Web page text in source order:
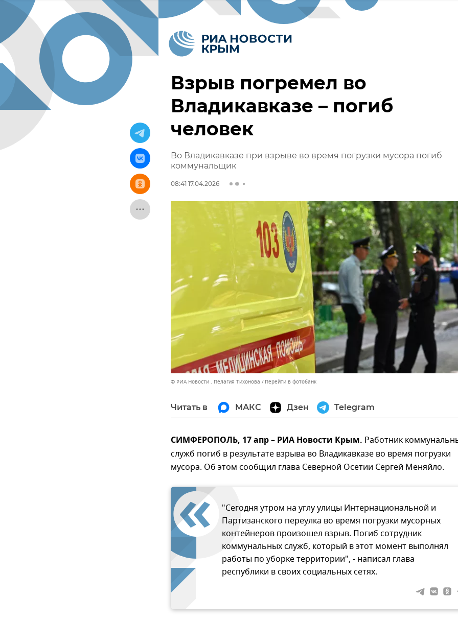
Взрыв погремел во
Владикавказе – погиб
человек
Во Владикавказе при взрыве во время погрузки мусора погиб
коммунальщик
08:41 17.04.2026
© РИА Новости . Пелагия Тихонова Перейти в фотобанк
Читать в МАКС Дзен Telegram
СИМФЕРОПОЛЬ, 17 апр – РИА Новости Крым. Работник
служб погиб в результате взрыва во Владикавказе во время погрузки
мусора. Об этом сообщил глава Северной Осетии Сергей Меняйло.
"Сегодня утром на углу улицы Интернациональной и
Партизанского переулка во время погрузки мусорных
контейнеров произошел взрыв. Погиб сотрудник
коммунальных служб, который в этот момент выполнял
работы по уборке территории", - написал глава
республики в своих социальных сетях.